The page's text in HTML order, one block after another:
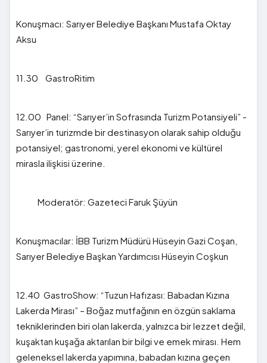
Konuşmacı: Sarıyer Belediye Başkanı Mustafa Oktay
Aksu
11.30 GastroRitim
12.00 Panel: “Sarıyer’in Sofrasında Turizm Potansiyeli” -
Sarıyer’in turizmde bir destinasyon olarak sahip olduğu
potansiyel; gastronomi, yerel ekonomi ve kültürel
mirasla ilişkisi üzerine.
Moderatör: Gazeteci Faruk Şüyün
Konuşmacılar: İBB Turizm Müdürü Hüseyin Gazi Coşan,
Sarıyer Belediye Başkan Yardımcısı Hüseyin Coşkun
12.40 GastroShow: “Tuzun Hafızası: Babadan Kızına
Lakerda Mirası” – Boğaz mutfağının en özgün saklama
tekniklerinden biri olan lakerda, yalnızca bir lezzet değil,
kuşaktan kuşağa aktarılan bir bilgi ve emek mirası. Hem
geleneksel lakerda yapımına, babadan kızına geçen